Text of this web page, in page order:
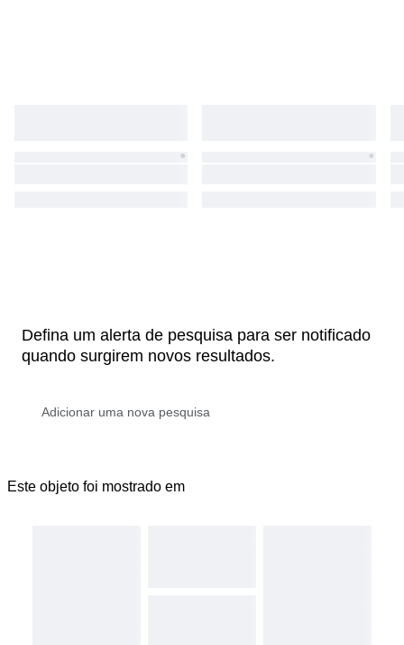
Defina um alerta de pesquisa para ser notificado
quando surgirem novos resultados.
Este objeto foi mostrado em